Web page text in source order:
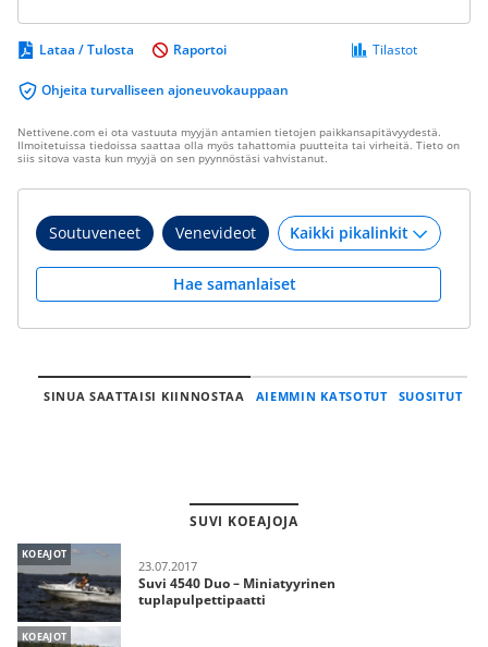
Lataa / Tulosta
Ohjeita turvalliseen ajoneuvokauppaan
Tilastot
Raportoi
Nettivene.com ei ota vastuuta myyjän antamien tietojen paikkansapitävyydestä.
Ilmoitetuissa tiedoissa saattaa olla myös tahattomia puutteita tai virheitä. Tieto on
siis sitova vasta kun myyjä on sen pyynnöstäsi vahvistanut.
Soutuveneet Venevideot
Hae samanlaiset
SINUA SAATTAISI KIINNOSTAA AIEMMIN KATSOTUT SUOSITUT
SUVI KOEAJOJA
KOEAJOT
23.07.2017
Suvi 4540 Duo – Miniatyyrinen
tuplapulpettipaatti
KOEAJOT